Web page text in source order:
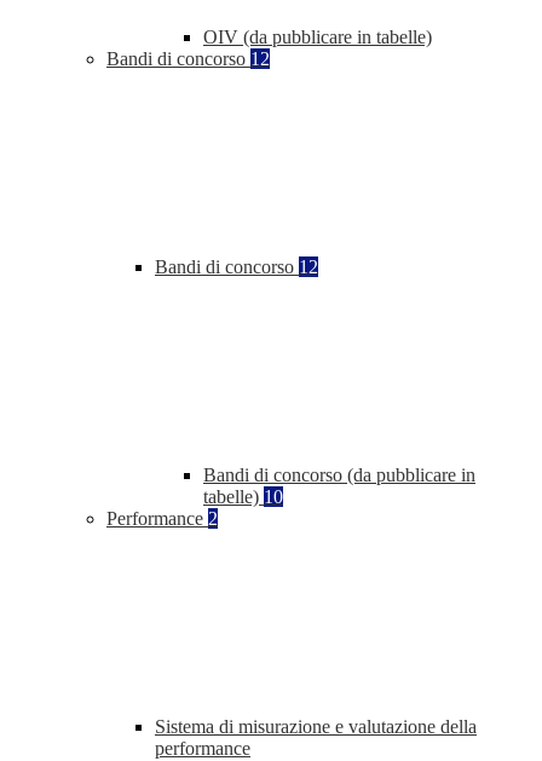
OIV (da pubblicare in tabelle)
Bandi di concorso 12
Bandi di concorso 12
Bandi di concorso (da pubblicare in
tabelle) 10
Performance 2
Sistema di misurazione e valutazione della
performance